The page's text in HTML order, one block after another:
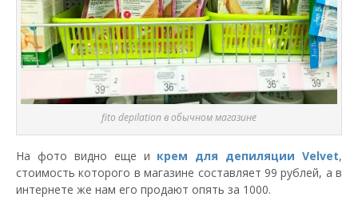
fito depilation в обычном магазине
На фото видно еще и крем для депиляции Velvet,
стоимость которого в магазине составляет 99 рублей, а в
интернете же нам его продают опять за 1000.